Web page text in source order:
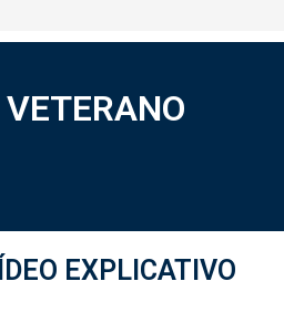
EXPLICATIVO